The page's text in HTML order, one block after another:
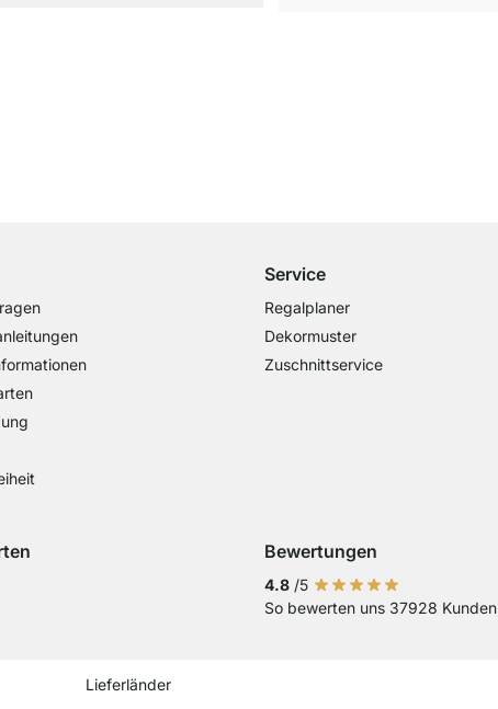
Service
Regalplaner
Dekormuster
Zuschnittservice
Zahlung mit Sofort Kasse
Zahlung mit Vorkasse
Bewertungen
4.8 /5
So bewerten uns 37928 Kunden
Lieferländer